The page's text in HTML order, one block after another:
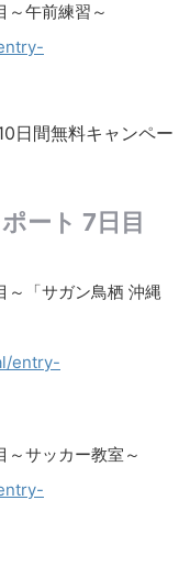
～午前練習～
日間無料キャンペー
ート 7日目
～「サガン鳥栖 沖縄
entry-
～サッカー教室～